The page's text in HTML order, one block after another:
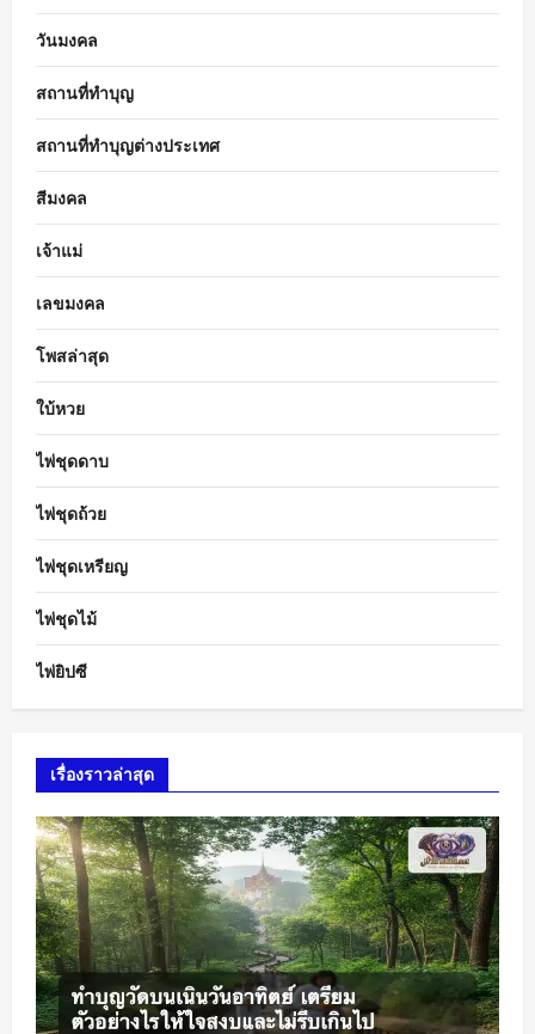
วันมงคล
สถานที่ทำบุญ
สถานที่ทำบุญต่างประเทศ
สีมงคล
เจ้าแม่
เลขมงคล
โพสล่าสุด
ใบ้หวย
ไพ่ชุดดาบ
ไพ่ชุดถ้วย
ไพ่ชุดเหรียญ
ไพ่ชุดไม้
ไพ่ยิปซี
เรื่องราวล่าสุด